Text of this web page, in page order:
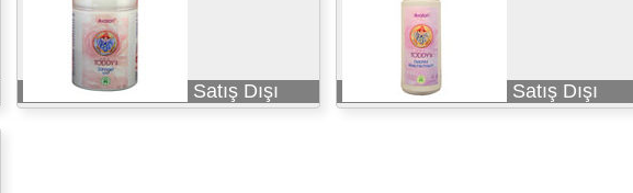
Satış Dışı Satış Dışı